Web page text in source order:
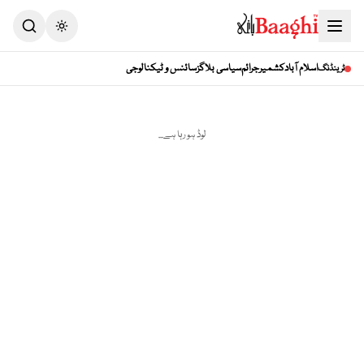
Toggle theme
ٹرینڈنگاسلام آبادکشمیرجرائمسیاسی بلاگزسائنس و ٹیکنالوجی
لوڈ ہو رہا ہے...